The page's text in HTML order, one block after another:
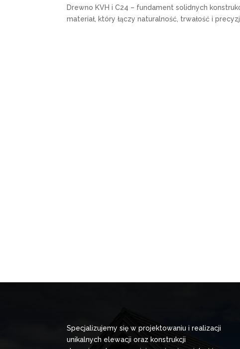
Drewno KVH i C24 – fundament solidnych
materiał, który łączy naturalność, trwałość i
Specjalizujemy się w projektowaniu i realizacji
unikalnych elewacji oraz konstrukcji